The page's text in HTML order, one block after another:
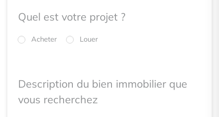
Quel est votre projet ?
Acheter Louer
Description du bien immobilier que
vous recherchez